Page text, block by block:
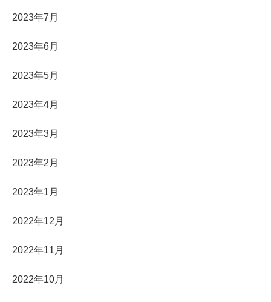
2023年7月
2023年6月
2023年5月
2023年4月
2023年3月
2023年2月
2023年1月
2022年12月
2022年11月
2022年10月